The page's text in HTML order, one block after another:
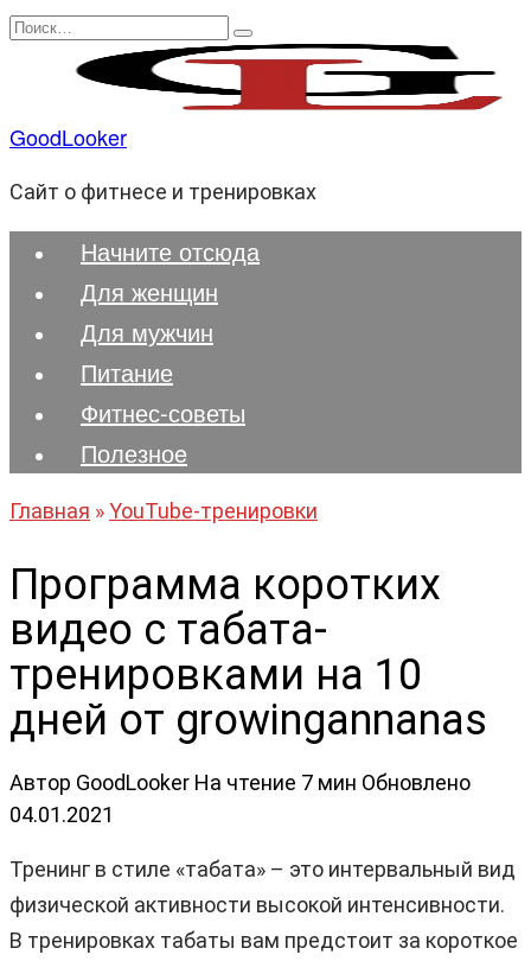
Перейти
содержанию
Search
GoodLooker
Сайт о фитнесе и тренировках
Начните отсюда
Для женщин
Для мужчин
Питание
Фитнес-советы
Полезноe
Главная »YouTube-тренировки
Программа коротких
видео с табата-
тренировками на 10
дней от growingannanas
Автор GoodLooker На чтение 7 мин Обновлено
04.01.2021
Тренинг в стиле «табата» – это интервальный вид
физической активности высокой интенсивности.
В тренировках табаты вам предстоит за короткое